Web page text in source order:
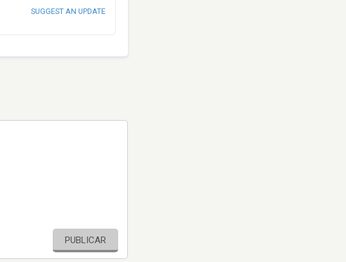
SUGGEST AN UPDATE
PUBLICAR